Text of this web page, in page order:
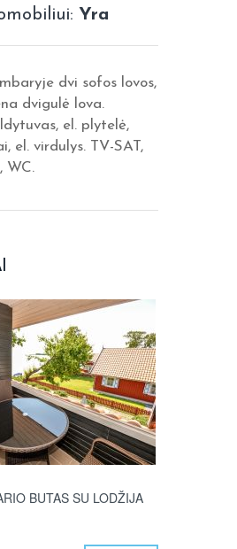
Yra
dvi sofos lovos,
dvigulė lova.
el. plytelė,
el. virdulys. TV-SAT,
WC.
BUTAS SU LODŽIJA